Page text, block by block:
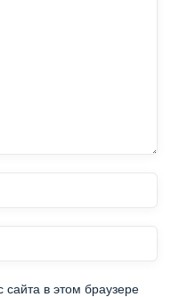
в этом браузере